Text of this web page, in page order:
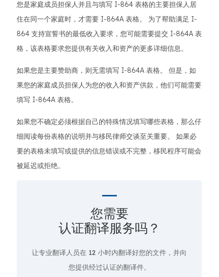
您是家庭成员担保人并且与填写 I-864 表格的主要担保人居
住在同一个家庭时，才需要 I-864A 表格。 为了帮助满足 I-
864 支持宣誓书的最低收入要求，您可能需要提交 I-864A 表
格，该表格要求您提供有关收入和资产的更多详细信息。
如果您是主要赞助商，则无需填写 I-864A 表格。 但是，如
果您的家庭成员担保人为您的收入和资产供款，他们可能需要
填写 I-864A 表格。
如果您不确定必须根据自己的特殊情况填写哪些表格，那么仔
细阅读每份表格的说明并与移民律师交谈至关重要。 如果必
要的表格未填写或提供的信息错误或不完整，移民程序可能会
被延迟或拒绝。
您需要
认证翻译服务吗？
让专业翻译人员在 12 小时内翻译好您的文件，并向
您提供经过认证的翻译件。